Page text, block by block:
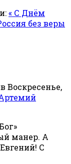
« С Днём
без веры
Воскресенье,
манер. А
С